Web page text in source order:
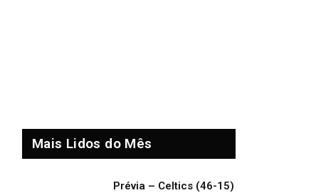
Mais Lidos do Mês
Prévia – Celtics (46-15)